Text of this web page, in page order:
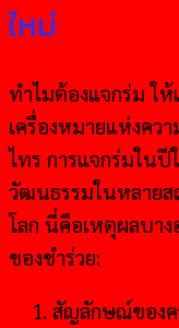
ใหม่
ทำไมต้องแจกร่ม ใ
เครื่องหมายแห่งคว
ไทร การแจกร่มใน
วัฒนธรรมในหลาย
โลก นี่คือเหตุผลบา
ของชำร่วย:
สัญลักษณ์ของค